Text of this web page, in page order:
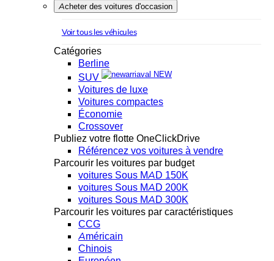
Acheter des voitures d'occasion
Voir tous les véhicules
Catégories
Berline
SUV
NEW
Voitures de luxe
Voitures compactes
Économie
Crossover
Publiez votre flotte OneClickDrive
Référencez vos voitures à vendre
Parcourir les voitures par budget
voitures Sous MAD 150K
voitures Sous MAD 200K
voitures Sous MAD 300K
Parcourir les voitures par caractéristiques
CCG
Américain
Chinois